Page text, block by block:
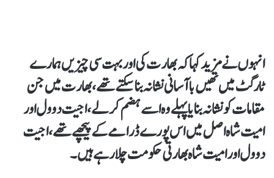
انہوں نے مزید کہا کہ بھارت کی اوربہت سی چیزیں ہمارے
ٹارگٹ میں تھیں باآسانی نشانہ بناسکتے تھے، بھارت میں جن
مقامات کو نشانہ بنایا پہلے وہ اسے ہضم کرلے، اجیت دوول اور
امیت شاہ اصل میں اس پورے ڈرامے کے پیچھے تھے، اجیت
دوول اور امیت شاہ بھارتی حکومت چلا رہے ہیں۔